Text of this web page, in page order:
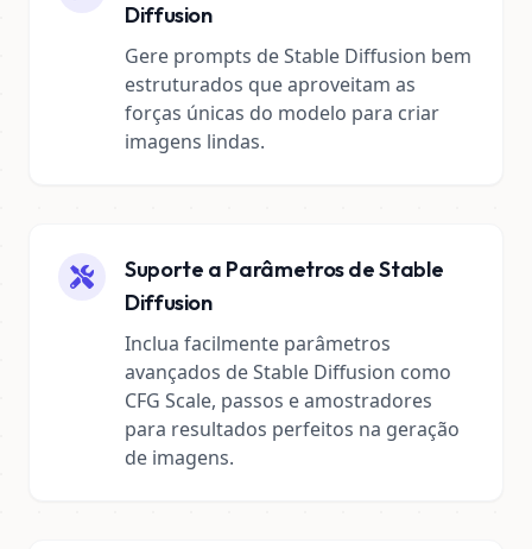
Diffusion
Gere prompts de Stable Diffusion bem
estruturados que aproveitam as
forças únicas do modelo para criar
imagens lindas.
Suporte a Parâmetros de Stable
Diffusion
Inclua facilmente parâmetros
avançados de Stable Diffusion como
CFG Scale, passos e amostradores
para resultados perfeitos na geração
de imagens.